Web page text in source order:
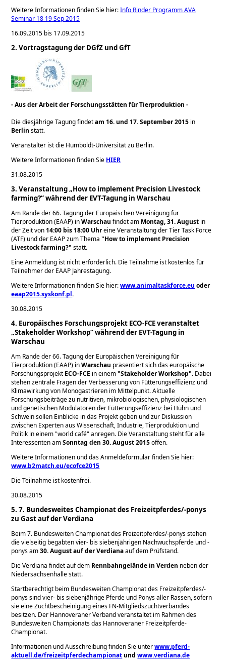
Weitere Informationen finden Sie hier:Info Rinder Programm AVA
Seminar 18 19 Sep 2015
16.09.2015 bis 17.09.2015
2. Vortragstagung der DGfZ und GfT
- Aus der Arbeit der Forschungsstätten für Tierproduktion -
Die diesjährige Tagung findetam 16. und 17. September 2015 in
Berlin statt.
Veranstalter ist die Humboldt-Universität zu Berlin.
Weitere Informationen finden Sie HIER
31.08.2015
3. Veranstaltung „How to implement Precision Livestock
farming?“ während der EVT-Tagung in Warschau
Am Rande der 66. Tagung der Europäischen Vereinigung für
Tierproduktion (EAAP) inWarschau findet am Montag, 31. August in
der Zeit von14:00 bis 18:00 Uhreine Veranstaltung der Tier Task Force
(ATF) und der EAAP zum Thema How to implement Precision
Livestock farming? statt.
Eine Anmeldung ist nicht erforderlich. Die Teilnahme ist kostenlos für
Teilnehmer der EAAP Jahrestagung.
Weitere Informationen finden Sie hier:www.animaltaskforce.eu oder
eaap2015.syskonf.pl.
30.08.2015
4. Europäisches Forschungsprojekt ECO-FCE veranstaltet
„Stakeholder Workshop“ während der EVT-Tagung in
Warschau
Am Rande der 66. Tagung der Europäischen Vereinigung für
Tierproduktion (EAAP) inWarschau präsentiert sich das europäische
Forschungsprojekt ECO-FCE in einem Stakeholder Workshop . Dabei
stehen zentrale Fragen der Verbesserung von Fütterungseffizienz und
Klimawirkung von Monogastrieren im Mittelpunkt. Aktuelle
Forschungsbeiträge zu nutritiven, mikrobiologischen, physiologischen
und genetischen Modulatoren der Fütterungseffizienz bei Hühn und
Schwein sollen Einblicke in das Projekt geben und zur Diskussion
zwischen Experten aus Wissenschaft, Industrie, Tierproduktion und
Politik in einem world café anregen. Die Veranstaltung steht für alle
Interessenten amSonntag den 30. August 2015offen.
Weitere Informationen und das Anmeldeformular finden Sie hier:
www.b2match.eu/ecofce2015
Die Teilnahme ist kostenfrei.
30.08.2015
5. 7. Bundesweites Championat des Freizeitpferdes/-ponys
zu Gast auf der Verdiana
Beim 7. Bundesweiten Championat des Freizeitpferdes/-ponys stehen
die vielseitig begabten vier- bis siebenjährigen Nachwuchspferde und -
ponys am30. August auf der Verdianaauf dem Prüfstand.
Die Verdiana findet auf dem Rennbahngelände in Verden neben der
Niedersachsenhalle statt.
Startberechtigt beim Bundesweiten Championat des Freizeitpferdes/-
ponys sind vier- bis siebenjährige Pferde und Ponys aller Rassen, sofern
sie eine Zuchtbescheinigung eines FN-Mitgliedszuchtverbandes
besitzen. Der Hannoveraner Verband veranstaltet im Rahmen des
Bundesweiten Championats das Hannoveraner Freizeitpferde-
Championat.
Informationen und Ausschreibung finden Sie unterwww.pferd-
aktuell.de/freizeitpferdechampionatundwww.verdiana.de